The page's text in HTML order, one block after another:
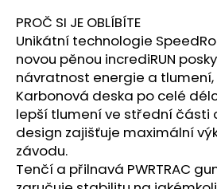
PROČ SI JE OBLÍBÍTE
Unikátní technologie
novou pěnou incrediRUN
návratnost energie a
Karbonová deska po celé
lepší tlumení ve střední části
design zajišťuje maximální
závodu.
Tenčí a přilnavá PWRTRAC
D
o
p
o
r
u